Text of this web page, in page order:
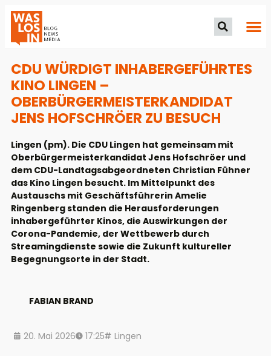
CDU WÜRDIGT INHABERGEFÜHRTES
KINO LINGEN –
OBERBÜRGERMEISTERKANDIDAT
JENS HOFSCHRÖER ZU BESUCH
Lingen (pm). Die CDU Lingen hat gemeinsam mit
Oberbürgermeisterkandidat Jens Hofschröer und
dem CDU-Landtagsabgeordneten Christian Fühner
das Kino Lingen besucht. Im Mittelpunkt des
Austauschs mit Geschäftsführerin Amelie
Ringenberg standen die Herausforderungen
inhabergeführter Kinos, die Auswirkungen der
Corona-Pandemie, der Wettbewerb durch
Streamingdienste sowie die Zukunft kultureller
Begegnungsorte in der Stadt.
FABIAN BRAND
20. Mai 2026 17:25 Lingen